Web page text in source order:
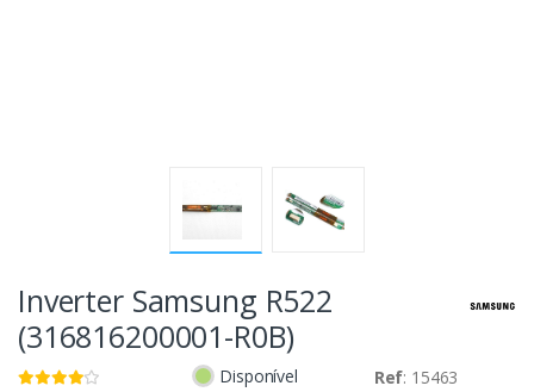
Inverter Samsung R522
(316816200001-R0B)
Disponível Ref: 15463